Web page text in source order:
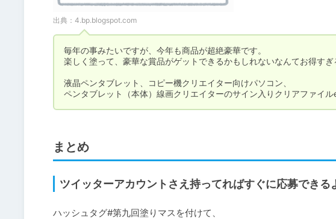
出典： 4.bp.blogspot.com
毎年の事みたいですが、今年も商品が超絶豪華です。
楽しく塗って、豪華な賞品がゲットできるかもしれないなんてお得すぎ
液晶ペンタブレット、コピー機クリエイター向けパソコン、
ペンタブレット（本体）線画クリエイターのサイン入りクリアファイ
まとめ
ツイッターアカウントさえ持ってればすぐに応募できる
ハッシュタグ#第九回塗りマスを付けて、